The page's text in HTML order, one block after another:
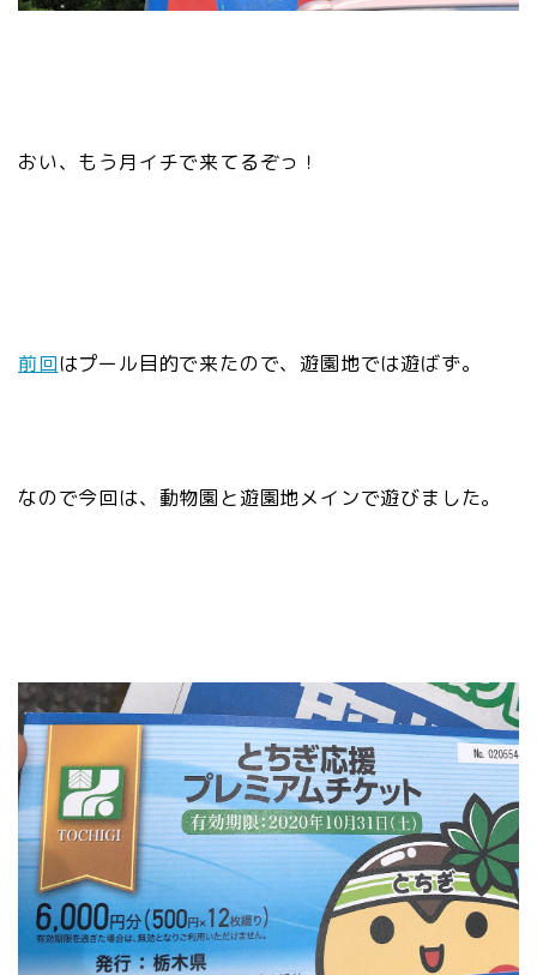
おい、もう月イチで来てるぞっ！
前回はプール目的で来たので、遊園地では遊ばず。
なので今回は、動物園と遊園地メインで遊びました。